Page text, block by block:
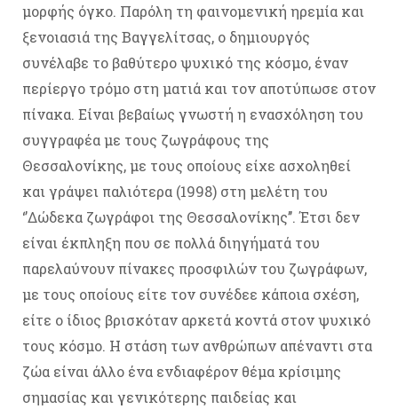
μορφής όγκο. Παρόλη τη φαινομενική ηρεμία και
ξενοιασιά της Βαγγελίτσας, ο δημιουργός
συνέλαβε το βαθύτερο ψυχικό της κόσμο, έναν
περίεργο τρόμο στη ματιά και τον αποτύπωσε στον
πίνακα. Είναι βεβαίως γνωστή η ενασχόληση του
συγγραφέα με τους ζωγράφους της
Θεσσαλονίκης, με τους οποίους είχε ασχοληθεί
και γράψει παλιότερα (1998) στη μελέτη του
‘’Δώδεκα ζωγράφοι της Θεσσαλονίκης’’. Έτσι δεν
είναι έκπληξη που σε πολλά διηγήματά του
παρελαύνουν πίνακες προσφιλών του ζωγράφων,
με τους οποίους είτε τον συνέδεε κάποια σχέση,
είτε ο ίδιος βρισκόταν αρκετά κοντά στον ψυχικό
τους κόσμο. Η στάση των ανθρώπων απέναντι στα
ζώα είναι άλλο ένα ενδιαφέρον θέμα κρίσιμης
σημασίας και γενικότερης παιδείας και